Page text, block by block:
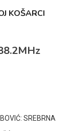
KOŠARCI
SREBRNA